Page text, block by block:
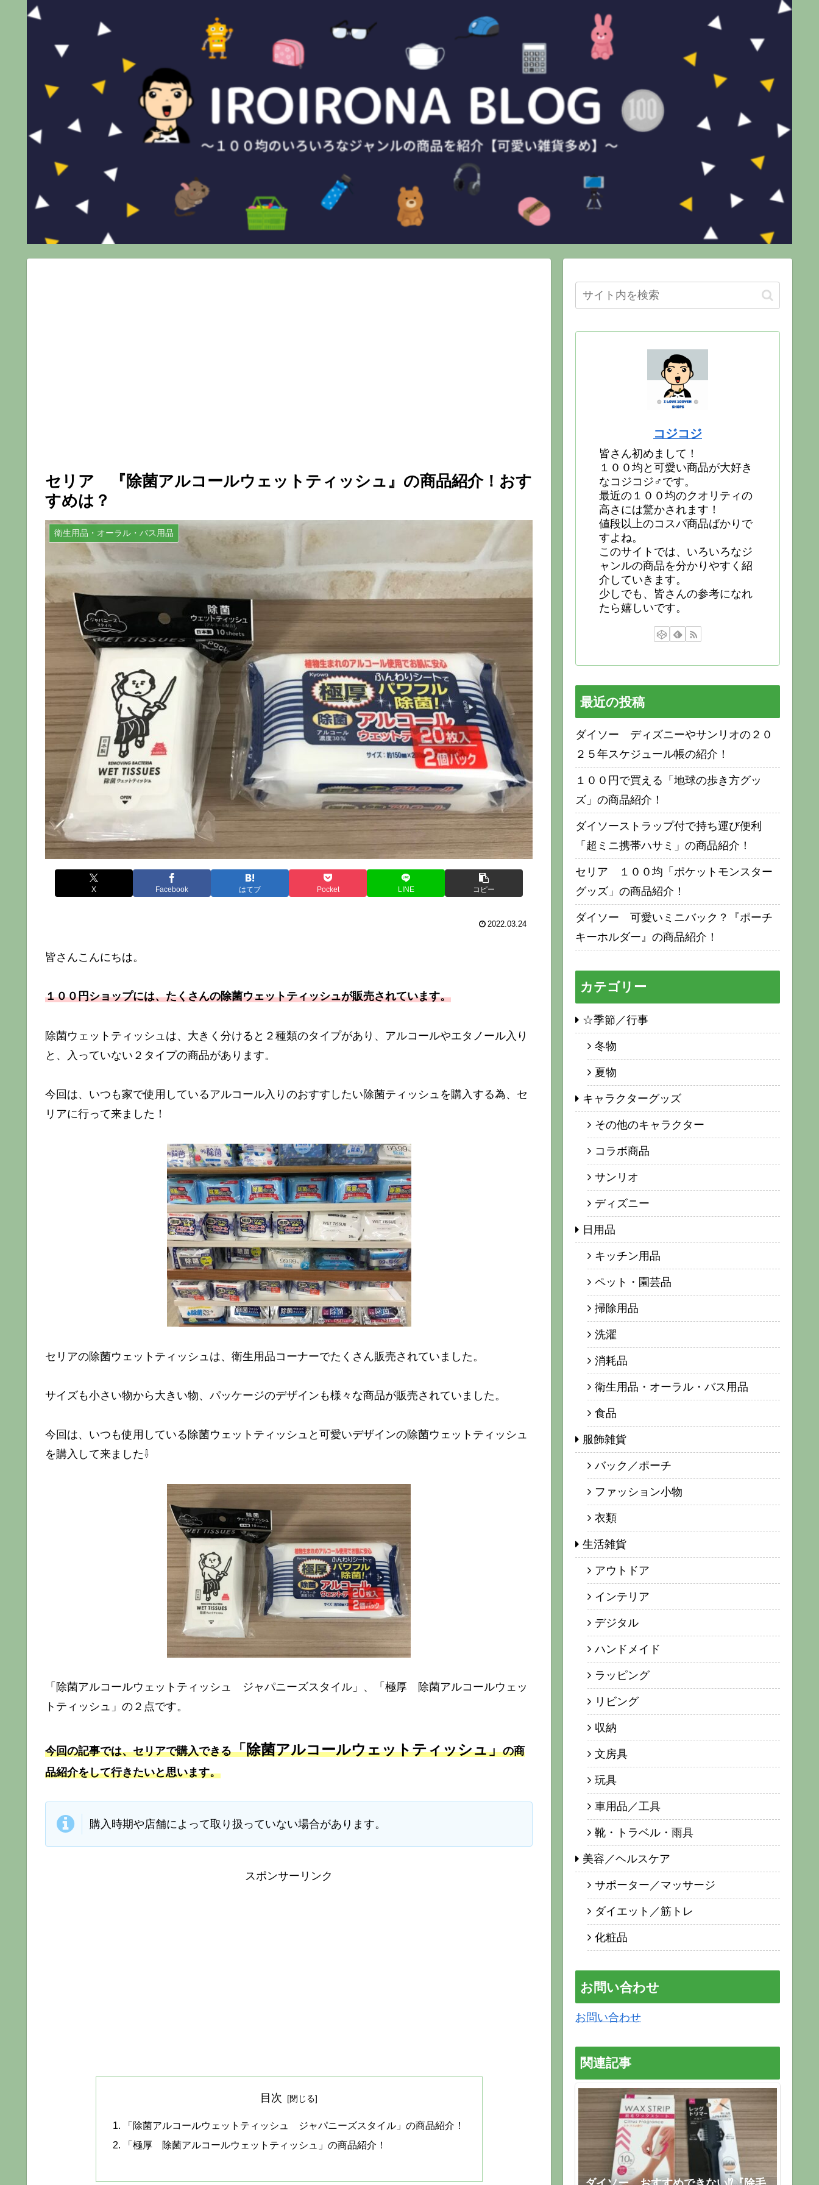
セリア 『除菌アルコールウェットティッシュ』の商品紹介！おす
すめは？
衛生用品・オーラル・バス用品
X Facebook はてブ Pocket LINE コピー
2022.03.24
皆さんこんにちは。
１００円ショップには、たくさんの除菌ウェットティッシュが販売されています。
除菌ウェットティッシュは、大きく分けると２種類のタイプがあり、アルコールやエタノール入り
と、入っていない２タイプの商品があります。
今回は、いつも家で使用しているアルコール入りのおすすしたい除菌ティッシュを購入する為、セ
リアに行って来ました！
セリアの除菌ウェットティッシュは、衛生用品コーナーでたくさん販売されていました。
サイズも小さい物から大きい物、パッケージのデザインも様々な商品が販売されていました。
今回は、いつも使用している除菌ウェットティッシュと可愛いデザインの除菌ウェットティッシュ
を購入して来ました⇩
「除菌アルコールウェットティッシュ ジャパニーズスタイル」、「極厚 除菌アルコールウェッ
トティッシュ」の２点です。
今回の記事では、セリアで購入できる「除菌アルコールウェットティッシュ」の商
品紹介をして行きたいと思います。
購入時期や店舗によって取り扱っていない場合があります。
スポンサーリンク
目次
「除菌アルコールウェットティッシュ ジャパニーズスタイル」の商品紹介！
「極厚 除菌アルコールウェットティッシュ」の商品紹介！
コジコジ
皆さん初めまして！
１００均と可愛い商品が大好き
なコジコジ♂です。
最近の１００均のクオリティの
高さには驚かされます！
値段以上のコスパ商品ばかりで
すよね。
このサイトでは、いろいろなジ
ャンルの商品を分かりやすく紹
介していきます。
少しでも、皆さんの参考になれ
たら嬉しいです。
最近の投稿
ダイソー ディズニーやサンリオの２０
２５年スケジュール帳の紹介！
１００円で買える「地球の歩き方グッ
ズ」の商品紹介！
ダイソーストラップ付で持ち運び便利
「超ミニ携帯ハサミ」の商品紹介！
セリア １００均「ポケットモンスター
グッズ」の商品紹介！
ダイソー 可愛いミニバック？『ポーチ
キーホルダー』の商品紹介！
カテゴリー
☆季節／行事
冬物
夏物
キャラクターグッズ
その他のキャラクター
コラボ商品
サンリオ
ディズニー
日用品
キッチン用品
ペット・園芸品
掃除用品
洗濯
消耗品
衛生用品・オーラル・バス用品
食品
服飾雑貨
バック／ポーチ
ファッション小物
衣類
生活雑貨
アウトドア
インテリア
デジタル
ハンドメイド
ラッピング
リビング
収納
文房具
玩具
車用品／工具
靴・トラベル・雨具
美容／ヘルスケア
サポーター／マッサージ
ダイエット／筋トレ
化粧品
お問い合わせ
お問い合わせ
関連記事